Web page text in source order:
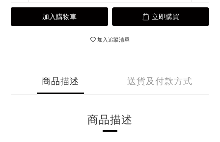
加入購物車 立即購買
加入追蹤清單
商品描述 送貨及付款方式
商品描述